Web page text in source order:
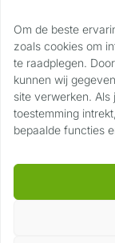
Om de beste
zoals cookies om
te raadplegen.
kunnen wij
site verwerken.
toestemming
bepaalde functies
Contact
Privaslaan
6904 LJ
06 17 22